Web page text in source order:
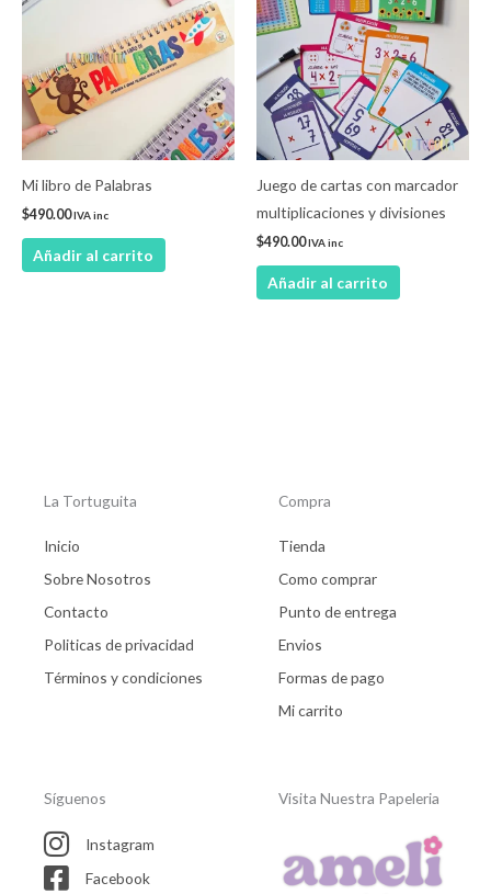
Mi libro de Palabras
$490.00IVA inc
Añadir al carrito
Juego de cartas con marcador
multiplicaciones y divisiones
$490.00IVA inc
Añadir al carrito
La Tortuguita
Inicio
Sobre Nosotros
Contacto
Politicas de privacidad
Términos y condiciones
Compra
Tienda
Como comprar
Punto de entrega
Envios
Formas de pago
Mi carrito
Síguenos
Instagram
Facebook
Visita Nuestra Papeleria